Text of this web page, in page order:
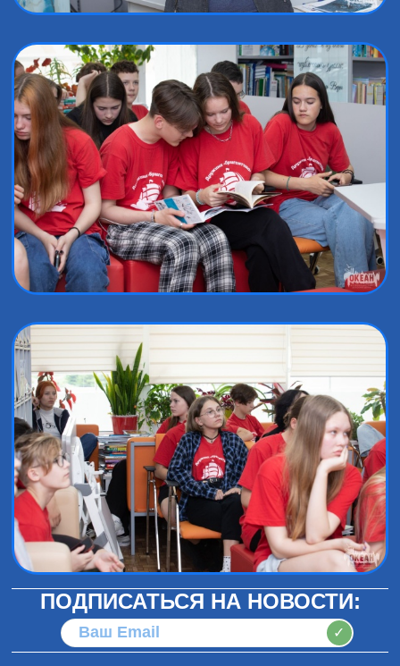
ПОДПИСАТЬСЯ НА НОВОСТИ:
✓